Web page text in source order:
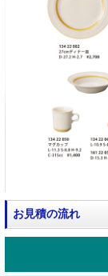
お見積の流れ